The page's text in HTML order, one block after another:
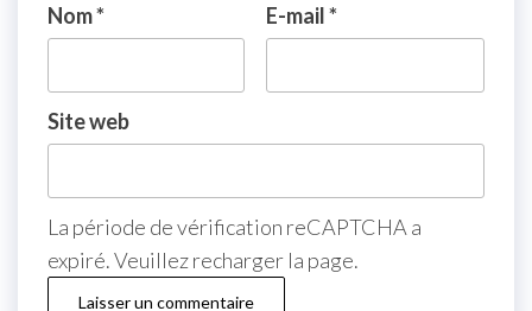
Nom* E-mail*
Site web
La période de vérification reCAPTCHA a
expiré. Veuillez recharger la page.